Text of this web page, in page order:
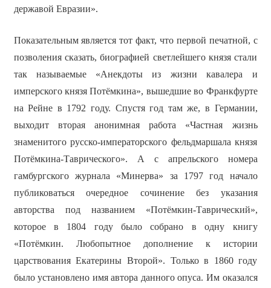
державой Евразии».
Показательным является тот факт, что первой печатной, с
позволения сказать, биографией светлейшего князя стали
так называемые «Анекдоты из жизни кавалера и
имперского князя Потёмкина», вышедшие во Франкфурте
на Рейне в 1792 году. Спустя год там же, в Германии,
выходит вторая анонимная работа «Частная жизнь
знаменитого русско-императорского фельдмаршала князя
Потёмкина-Таврического». А с апрельского номера
гамбургского журнала «Минерва» за 1797 год начало
публиковаться очередное сочинение без указания
авторства под названием «Потёмкин-Таврический»,
которое в 1804 году было собрано в одну книгу
«Потёмкин. Любопытное дополнение к истории
царствования Екатерины Второй». Только в 1860 году
было установлено имя автора данного опуса. Им оказался